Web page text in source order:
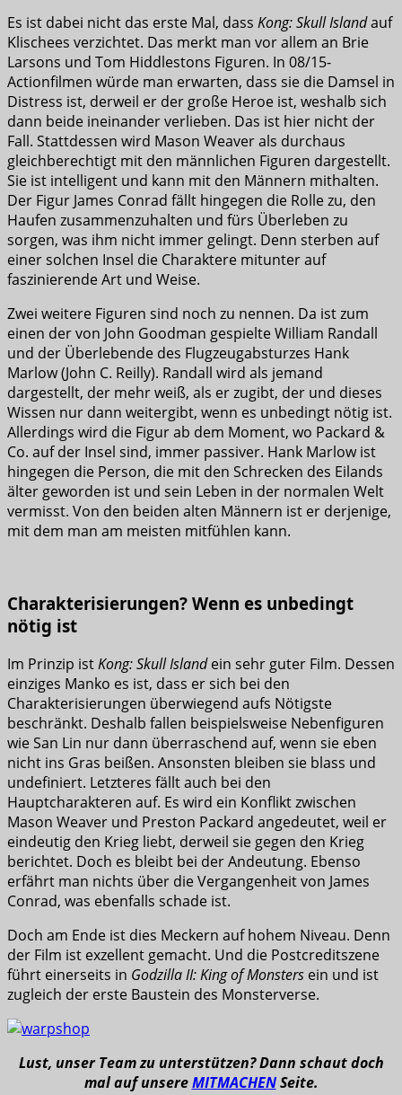
Es ist dabei nicht das erste Mal, dass Kong: Skull Islandauf
Klischees verzichtet. Das merkt man vor allem an Brie
Larsons und Tom Hiddlestons Figuren. In 08/15-
Actionfilmen würde man erwarten, dass sie die Damsel in
Distress ist, derweil er der große Heroe ist, weshalb sich
dann beide ineinander verlieben. Das ist hier nicht der
Fall. Stattdessen wird Mason Weaver als durchaus
gleichberechtigt mit den männlichen Figuren dargestellt.
Sie ist intelligent und kann mit den Männern mithalten.
Der Figur James Conrad fällt hingegen die Rolle zu, den
Haufen zusammenzuhalten und fürs Überleben zu
sorgen, was ihm nicht immer gelingt. Denn sterben auf
einer solchen Insel die Charaktere mitunter auf
faszinierende Art und Weise.
Zwei weitere Figuren sind noch zu nennen. Da ist zum
einen der von John Goodman gespielte William Randall
und der Überlebende des Flugzeugabsturzes Hank
Marlow (John C. Reilly). Randall wird als jemand
dargestellt, der mehr weiß, als er zugibt, der und dieses
Wissen nur dann weitergibt, wenn es unbedingt nötig ist.
Allerdings wird die Figur ab dem Moment, wo Packard &
Co. auf der Insel sind, immer passiver. Hank Marlow ist
hingegen die Person, die mit den Schrecken des Eilands
älter geworden ist und sein Leben in der normalen Welt
vermisst. Von den beiden alten Männern ist er derjenige,
mit dem man am meisten mitfühlen kann.
Charakterisierungen? Wenn es unbedingt
nötig ist
Im Prinzip istKong: Skull Islandein sehr guter Film. Dessen
einziges Manko es ist, dass er sich bei den
Charakterisierungen überwiegend aufs Nötigste
beschränkt. Deshalb fallen beispielsweise Nebenfiguren
wie San Lin nur dann überraschend auf, wenn sie eben
nicht ins Gras beißen. Ansonsten bleiben sie blass und
undefiniert. Letzteres fällt auch bei den
Hauptcharakteren auf. Es wird ein Konflikt zwischen
Mason Weaver und Preston Packard angedeutet, weil er
eindeutig den Krieg liebt, derweil sie gegen den Krieg
berichtet. Doch es bleibt bei der Andeutung. Ebenso
erfährt man nichts über die Vergangenheit von James
Conrad, was ebenfalls schade ist.
Doch am Ende ist dies Meckern auf hohem Niveau. Denn
der Film ist exzellent gemacht. Und die Postcreditszene
führt einerseits in Godzilla II: King of Monsters ein und ist
zugleich der erste Baustein des Monsterverse.
Lust, unser Team zu unterstützen? Dann schaut doch
mal auf unsereMITMACHENSeite.